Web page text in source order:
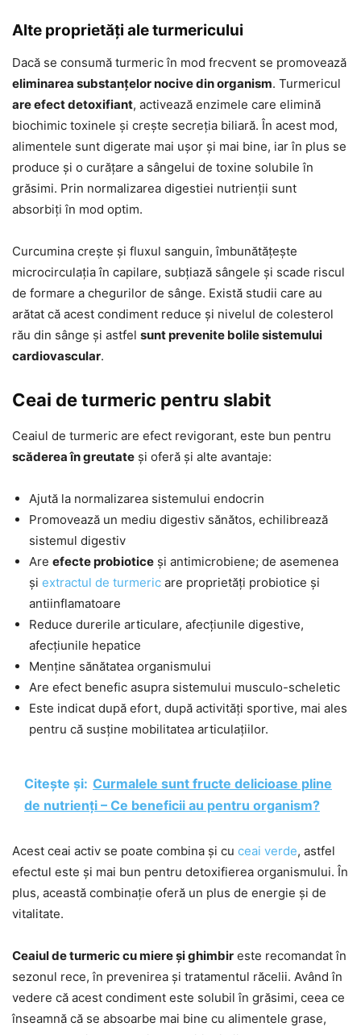
Alte proprietăți ale turmericului
Dacă se consumă turmeric în mod frecvent se promovează
eliminarea substanțelor nocive din organism. Turmericul
are efect detoxifiant, activează enzimele care elimină
biochimic toxinele și crește secreția biliară. În acest mod,
alimentele sunt digerate mai ușor și mai bine, iar în plus se
produce și o curățare a sângelui de toxine solubile în
grăsimi. Prin normalizarea digestiei nutrienții sunt
absorbiți în mod optim.
Curcumina crește și fluxul sanguin, îmbunătățește
microcirculația în capilare, subțiază sângele și scade riscul
de formare a chegurilor de sânge. Există studii care au
arătat că acest condiment reduce și nivelul de colesterol
rău din sânge și astfel sunt prevenite bolile sistemului
cardiovascular.
Ceai de turmeric pentru slabit
Ceaiul de turmeric are efect revigorant, este bun pentru
scăderea în greutate și oferă și alte avantaje:
Ajută la normalizarea sistemului endocrin
Promovează un mediu digestiv sănătos, echilibrează
sistemul digestiv
Are efecte probiotice și antimicrobiene; de asemenea
și extractul de turmeric are proprietăți probiotice și
antiinflamatoare
Reduce durerile articulare, afecțiunile digestive,
afecțiunile hepatice
Menține sănătatea organismului
Are efect benefic asupra sistemului musculo-scheletic
Este indicat după efort, după activități sportive, mai ales
pentru că susține mobilitatea articulațiilor.
Citește și: Curmalele sunt fructe delicioase pline
de nutrienți – Ce beneficii au pentru organism?
Acest ceai activ se poate combina și cu ceai verde, astfel
efectul este și mai bun pentru detoxifierea organismului. În
plus, această combinație oferă un plus de energie și de
vitalitate.
Ceaiul de turmeric cu miere și ghimbir este recomandat în
sezonul rece, în prevenirea și tratamentul răcelii. Având în
vedere că acest condiment este solubil în grăsimi, ceea ce
înseamnă că se absoarbe mai bine cu alimentele grase,